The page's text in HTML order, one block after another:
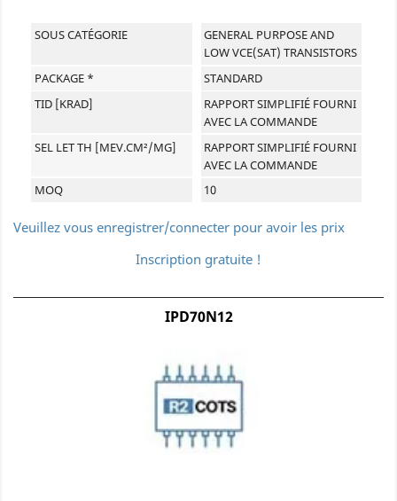
SOUS CATÉGORIE
GENERAL PURPOSE AND
LOW VCE(SAT) TRANSISTORS
PACKAGE *
STANDARD
TID [KRAD]
RAPPORT SIMPLIFIÉ FOURNI
AVEC LA COMMANDE
SEL LET TH [MEV.CM²/MG]
RAPPORT SIMPLIFIÉ FOURNI
AVEC LA COMMANDE
MOQ
10
Veuillez vous enregistrer/connecter pour avoir les prix
Inscription gratuite !
IPD70N12